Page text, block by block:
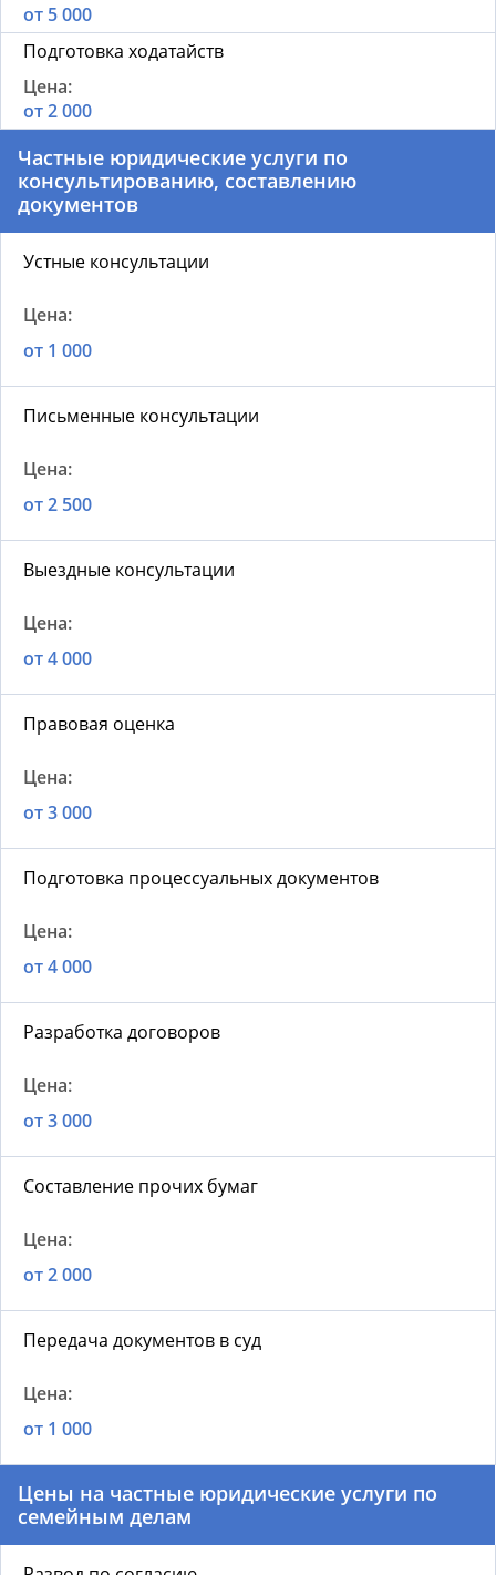
от 5 000
Подготовка ходатайств
от 2 000
Частные юридические услуги по
консультированию, составлению
документов
Устные консультации
от 1 000
Письменные консультации
от 2 500
Выездные консультации
от 4 000
Правовая оценка
от 3 000
Подготовка процессуальных документов
от 4 000
Разработка договоров
от 3 000
Составление прочих бумаг
от 2 000
Передача документов в суд
от 1 000
Цены на частные юридические услуги по
семейным делам